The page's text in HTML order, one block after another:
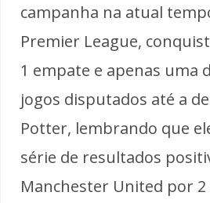
campanha na atual
Premier League,
1 empate e apenas uma
jogos disputados até a
Potter, lembrando que
série de resultados
Manchester United por 2